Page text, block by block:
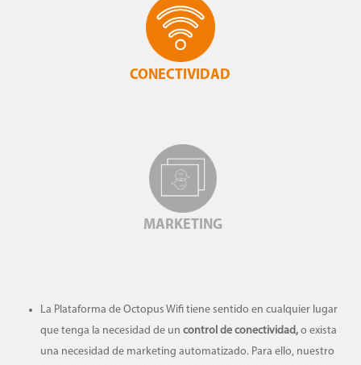
CONECTIVIDAD
MARKETING
La Plataforma de Octopus Wifi tiene sentido en cualquier lugar
que tenga la necesidad de uncontrol de conectividad, o exista
una necesidad de marketing automatizado. Para ello, nuestro